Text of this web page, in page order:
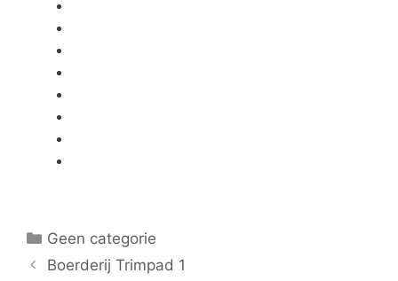
Categorieën
Geen categorie
Boerderij Trimpad 1